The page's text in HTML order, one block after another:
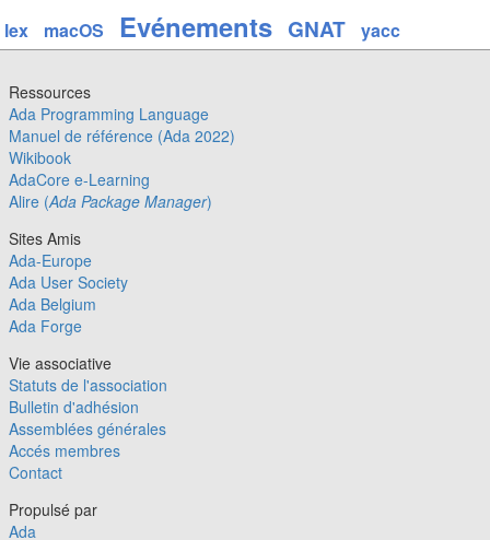
lex macOS Evénements GNAT yacc
Ressources
Ada Programming Language
Manuel de référence (Ada 2022)
Wikibook
AdaCore e-Learning
Alire (Ada Package Manager)
Sites Amis
Ada-Europe
Ada User Society
Ada Belgium
Ada Forge
Vie associative
Statuts de l'association
Bulletin d'adhésion
Assemblées générales
Accés membres
Contact
Propulsé par
Ada